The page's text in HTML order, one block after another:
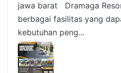
jawa barat Dramaga
berbagai fasilitas yang
kebutuhan peng...